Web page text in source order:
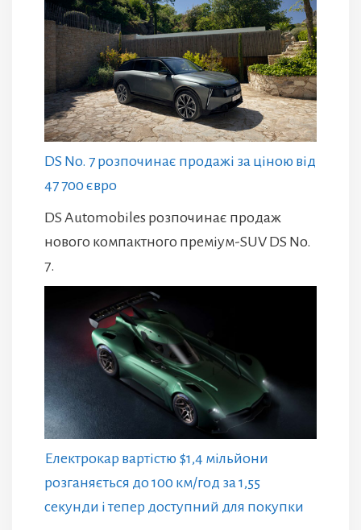
DS No. 7 розпочинає продажі за ціною від
47 700 євро
DS Automobiles розпочинає продаж
нового компактного преміум-SUV DS No.
7.
Електрокар вартістю $1,4 мільйони
розганяється до 100 км/год за 1,55
секунди і тепер доступний для покупки